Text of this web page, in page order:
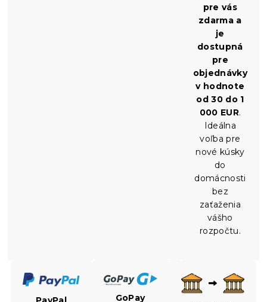
pre vás
zdarma a
je
dostupná
pre
objednávky
v hodnote
od 30 do 1
000 EUR.
Ideálna
voľba pre
nové kúsky
do
domácnosti
bez
zaťaženia
vášho
rozpočtu.
GoPay